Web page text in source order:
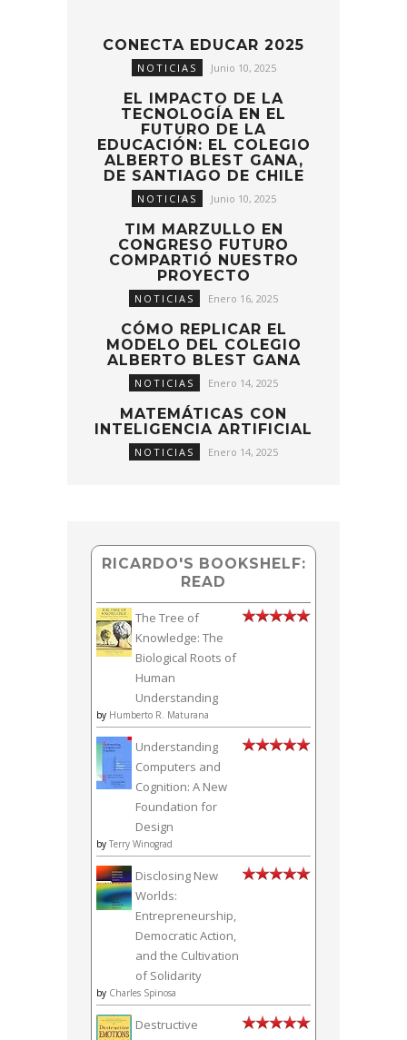
CONECTA EDUCAR 2025
NOTICIAS Junio 10, 2025
EL IMPACTO DE LA
TECNOLOGÍA EN EL
FUTURO DE LA
EDUCACIÓN: EL COLEGIO
ALBERTO BLEST GANA,
DE SANTIAGO DE CHILE
NOTICIAS Junio 10, 2025
TIM MARZULLO EN
CONGRESO FUTURO
COMPARTIÓ NUESTRO
PROYECTO
NOTICIAS Enero 16, 2025
CÓMO REPLICAR EL
MODELO DEL COLEGIO
ALBERTO BLEST GANA
NOTICIAS Enero 14, 2025
MATEMÁTICAS CON
INTELIGENCIA ARTIFICIAL
NOTICIAS Enero 14, 2025
RICARDO'S BOOKSHELF:
READ
The Tree of
Knowledge: The
Biological Roots of
Human
Understanding
by Humberto R. Maturana
Understanding
Computers and
Cognition: A New
Foundation for
Design
by Terry Winograd
Disclosing New
Worlds:
Entrepreneurship,
Democratic Action,
and the Cultivation
of Solidarity
by Charles Spinosa
Destructive